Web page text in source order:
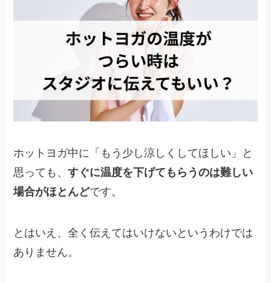
ホットヨガ中に「もう少し涼しくしてほしい」と
思っても、すぐに温度を下げてもらうのは難しい
場合がほとんどです。
とはいえ、全く伝えてはいけないというわけでは
ありません。